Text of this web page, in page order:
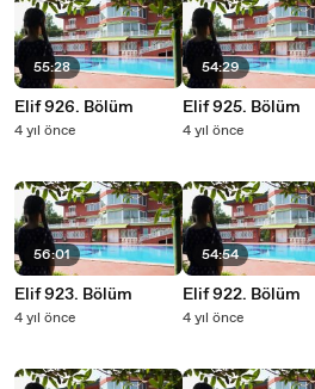
55:28
Elif 926. Bölüm
4 yıl önce
56:01
Elif 923. Bölüm
4 yıl önce
54:29
Elif 925. Bölüm
4 yıl önce
54:54
Elif 922. Bölüm
4 yıl önce